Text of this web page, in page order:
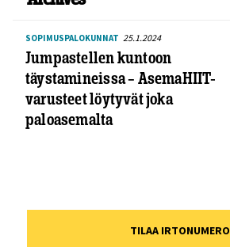
SOPIMUSPALOKUNNAT 25.1.2024
Jumpastellen kuntoon
täystamineissa – AsemaHIIT-
varusteet löytyvät joka
paloasemalta
TILAA IRTONUMERO